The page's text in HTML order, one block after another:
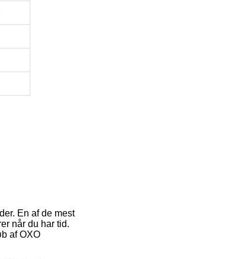
En af de mest
når du har tid.
af OXO